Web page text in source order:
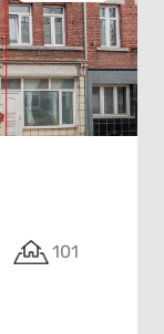
101